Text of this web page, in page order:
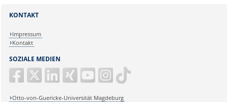
SOZIALE MEDIEN
Otto-von-Guericke-Universität Magdeburg
KONTAKT
Impressum
Kontakt